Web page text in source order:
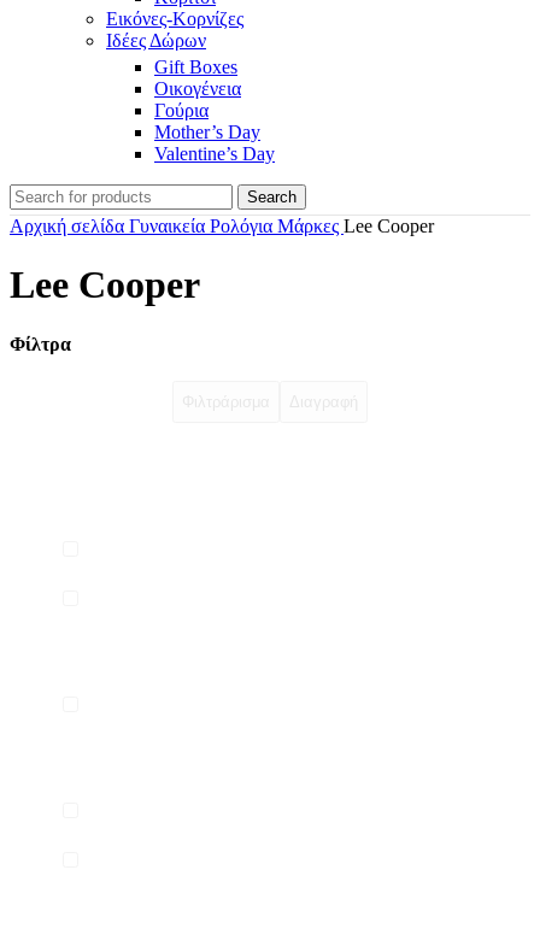
Εικόνες-Κορνίζες
Ιδέες Δώρων
Gift Boxes
Οικογένεια
Γούρια
Mother’s Day
Valentine’s Day
Search
Αρχική σελίδα Γυναικεία Ρολόγια Μάρκες Lee Cooper
Lee Cooper
Φίλτρα